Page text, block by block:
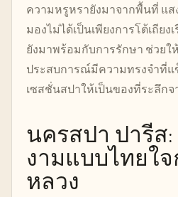
ความหรูหรายังมาจากพื้นที่ แ
มองไม่ได้เป็นเพียงการโต้เถีย
ยังมาพร้อมกับการรักษา ช่วยใ
ประสบการณ์มีความทรงจำที่แ
เซสชั่นสปาให้เป็นของที่ระลึกจ
นครสปา ปารีส
งามแบบไทยใจ
หลวง